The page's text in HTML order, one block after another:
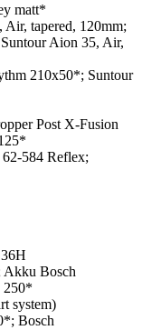
matt*
tapered, 120mm;
Aion 35, Air,
210x50*; Suntour
Post X-Fusion
584 Reflex;
Akku Bosch
250*
system)
Bosch